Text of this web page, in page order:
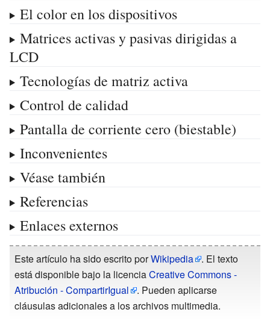
El color en los dispositivos
Matrices activas y pasivas dirigidas a
LCD
Tecnologías de matriz activa
Control de calidad
Pantalla de corriente cero (biestable)
Inconvenientes
Véase también
Referencias
Enlaces externos
Este artículo ha sido escrito porWikipedia
. El texto
está disponible bajo la licenciaCreative Commons -
Atribución - CompartirIgual
. Pueden aplicarse
cláusulas adicionales a los archivos multimedia.